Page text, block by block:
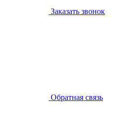
Заказать звонок
Обратная связь